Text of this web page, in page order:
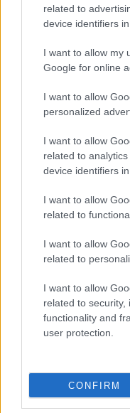
related to
device identifiers in
I want to allow my
Google for online
I want to allow
personalized
I want to allow
related to
device identifiers in
I want to allow
related to
I want to allow
related to
I want to allow
related to security,
functionality and
user protection.
CONFIRM
e optionalità evita
Implicazioni
valutazioni
Per un allocatore,
sono soltanto un
momento per
In generale,
tecnicoe rischio
primario per
portafoglio e
per settore e
implicite derivate
Il messaggio di
l’intera scala di
della curva,